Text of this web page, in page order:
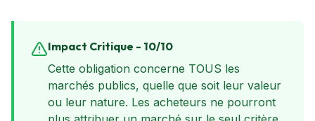
Impact Critique - 10/10
Cette obligation concerne TOUS les
marchés publics, quelle que soit leur valeur
ou leur nature. Les acheteurs ne pourront